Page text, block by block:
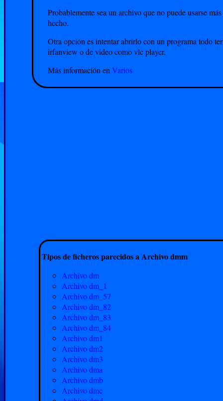
Probablemente sea un archivo que no puede usarse
hecho.
Otra opción es intentar abrirlo con un programa todo
irfanview o de video como vlc player.
Más información en Varios
Tipos de ficheros parecidos a Archivo dmm
Archivo dm
Archivo dm_1
Archivo dm_57
Archivo dm_82
Archivo dm_83
Archivo dm_84
Archivo dm1
Archivo dm2
Archivo dm3
Archivo dma
Archivo dmb
Archivo dmc